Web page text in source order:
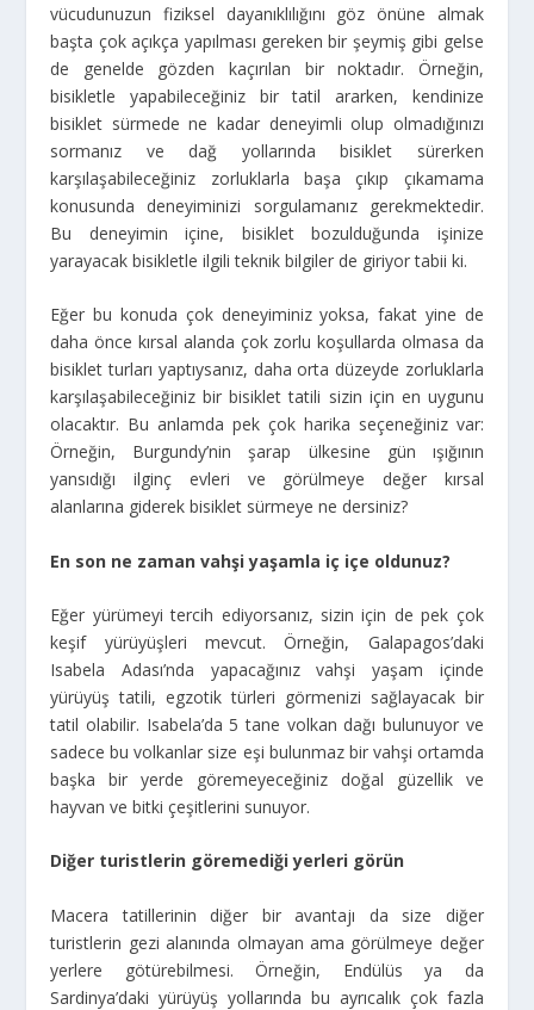
vücudunuzun fiziksel dayanıklılığını göz önüne almak
başta çok açıkça yapılması gereken bir şeymiş gibi gelse
de genelde gözden kaçırılan bir noktadır. Örneğin,
bisikletle yapabileceğiniz bir tatil ararken, kendinize
bisiklet sürmede ne kadar deneyimli olup olmadığınızı
sormanız ve dağ yollarında bisiklet sürerken
karşılaşabileceğiniz zorluklarla başa çıkıp çıkamama
konusunda deneyiminizi sorgulamanız gerekmektedir.
Bu deneyimin içine, bisiklet bozulduğunda işinize
yarayacak bisikletle ilgili teknik bilgiler de giriyor tabii ki.
Eğer bu konuda çok deneyiminiz yoksa, fakat yine de
daha önce kırsal alanda çok zorlu koşullarda olmasa da
bisiklet turları yaptıysanız, daha orta düzeyde zorluklarla
karşılaşabileceğiniz bir bisiklet tatili sizin için en uygunu
olacaktır. Bu anlamda pek çok harika seçeneğiniz var:
Örneğin, Burgundy’nin şarap ülkesine gün ışığının
yansıdığı ilginç evleri ve görülmeye değer kırsal
alanlarına giderek bisiklet sürmeye ne dersiniz?
En son ne zaman vahşi yaşamla iç içe oldunuz?
Eğer yürümeyi tercih ediyorsanız, sizin için de pek çok
keşif yürüyüşleri mevcut. Örneğin, Galapagos’daki
Isabela Adası’nda yapacağınız vahşi yaşam içinde
yürüyüş tatili, egzotik türleri görmenizi sağlayacak bir
tatil olabilir. Isabela’da 5 tane volkan dağı bulunuyor ve
sadece bu volkanlar size eşi bulunmaz bir vahşi ortamda
başka bir yerde göremeyeceğiniz doğal güzellik ve
hayvan ve bitki çeşitlerini sunuyor.
Diğer turistlerin göremediği yerleri görün
Macera tatillerinin diğer bir avantajı da size diğer
turistlerin gezi alanında olmayan ama görülmeye değer
yerlere götürebilmesi. Örneğin, Endülüs ya da
Sardinya’daki yürüyüş yollarında bu ayrıcalık çok fazla